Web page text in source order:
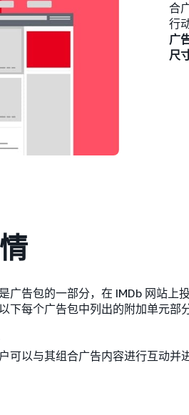
合
行
广
尺
广告包的一部分，在 IMDb 网站上
下每个广告包中列出的附加单元部分
可以与其组合广告内容进行互动并